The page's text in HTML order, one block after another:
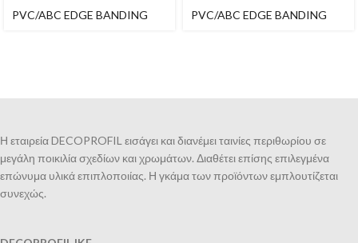
PVC/ABC EDGE BANDING PVC/ABC EDGE BANDING
Η εταιρεία DECOPROFIL εισάγει και διανέμει ταινίες περιθωρίου σε
μεγάλη ποικιλία σχεδίων και χρωμάτων. Διαθέτει επίσης επιλεγμένα
επώνυμα υλικά επιπλοποιίας. Η γκάμα των προϊόντων εμπλουτίζεται
συνεχώς.